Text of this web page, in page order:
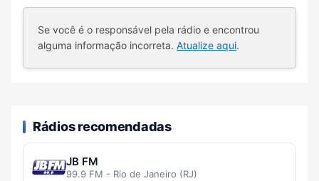
Se você é o responsável pela rádio e encontrou
alguma informação incorreta. Atualize aqui.
Rádios recomendadas
JB FM
99.9 FM - Rio de Janeiro (RJ)